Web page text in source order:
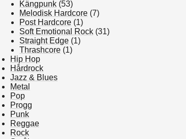
Kängpunk (53)
Melodisk Hardcore (7)
Post Hardcore (1)
Soft Emotional Rock (31)
Straight Edge (1)
Thrashcore (1)
Hip Hop
Hårdrock
Jazz & Blues
Metal
Pop
Progg
Punk
Reggae
Rock